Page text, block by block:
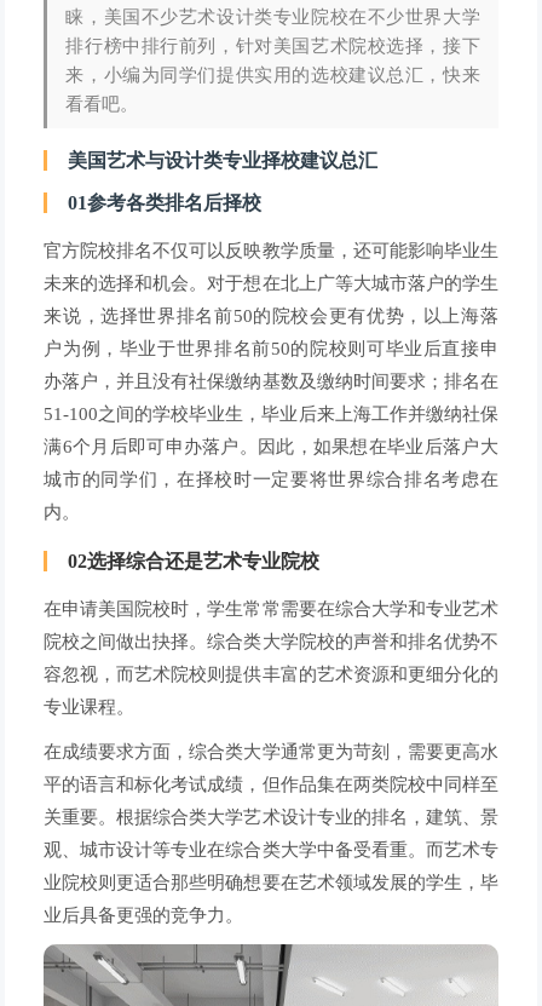
睐，美国不少艺术设计类专业院校在不少世界大学
排行榜中排行前列，针对美国艺术院校选择，接下
来，小编为同学们提供实用的选校建议总汇，快来
看看吧。
美国艺术与设计类专业择校建议总汇
01参考各类排名后择校
官方院校排名不仅可以反映教学质量，还可能影响毕业生
未来的选择和机会。对于想在北上广等大城市落户的学生
来说，选择世界排名前50的院校会更有优势，以上海落
户为例，毕业于世界排名前50的院校则可毕业后直接申
办落户，并且没有社保缴纳基数及缴纳时间要求；排名在
51-100之间的学校毕业生，毕业后来上海工作并缴纳社保
满6个月后即可申办落户。因此，如果想在毕业后落户大
城市的同学们，在择校时一定要将世界综合排名考虑在
内。
02选择综合还是艺术专业院校
在申请美国院校时，学生常常需要在综合大学和专业艺术
院校之间做出抉择。综合类大学院校的声誉和排名优势不
容忽视，而艺术院校则提供丰富的艺术资源和更细分化的
专业课程。
在成绩要求方面，综合类大学通常更为苛刻，需要更高水
平的语言和标化考试成绩，但作品集在两类院校中同样至
关重要。根据综合类大学艺术设计专业的排名，建筑、景
观、城市设计等专业在综合类大学中备受看重。而艺术专
业院校则更适合那些明确想要在艺术领域发展的学生，毕
业后具备更强的竞争力。